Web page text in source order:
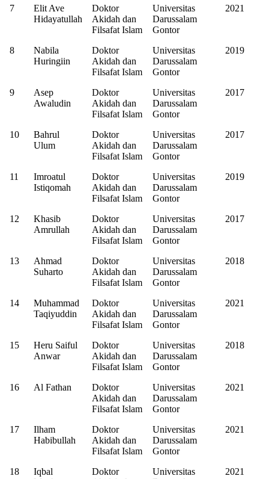
7
Elit Ave
Hidayatullah
Doktor
Akidah dan
Filsafat Islam
Universitas
Darussalam
Gontor
2021
8
Nabila
Huringiin
Doktor
Akidah dan
Filsafat Islam
Universitas
Darussalam
Gontor
2019
9
Asep
Awaludin
Doktor
Akidah dan
Filsafat Islam
Universitas
Darussalam
Gontor
2017
10
Bahrul
Ulum
Doktor
Akidah dan
Filsafat Islam
Universitas
Darussalam
Gontor
2017
11
Imroatul
Istiqomah
Doktor
Akidah dan
Filsafat Islam
Universitas
Darussalam
Gontor
2019
12
Khasib
Amrullah
Doktor
Akidah dan
Filsafat Islam
Universitas
Darussalam
Gontor
2017
13
Ahmad
Suharto
Doktor
Akidah dan
Filsafat Islam
Universitas
Darussalam
Gontor
2018
14
Muhammad
Taqiyuddin
Doktor
Akidah dan
Filsafat Islam
Universitas
Darussalam
Gontor
2021
15
Heru Saiful
Anwar
Doktor
Akidah dan
Filsafat Islam
Universitas
Darussalam
Gontor
2018
16 Al Fathan
Doktor
Akidah dan
Filsafat Islam
Universitas
Darussalam
Gontor
2021
17
Ilham
Habibullah
Doktor
Akidah dan
Filsafat Islam
Universitas
Darussalam
Gontor
2021
18
Iqbal
Doktor
Universitas
2021